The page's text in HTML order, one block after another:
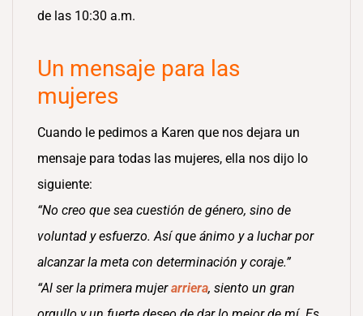
de las 10:30 a.m.
Un mensaje para las
mujeres
Cuando le pedimos a Karen que nos dejara un
mensaje para todas las mujeres, ella nos dijo lo
siguiente:
“No creo que sea cuestión de género, sino de
voluntad y esfuerzo. Así que ánimo y a luchar por
alcanzar la meta con determinación y coraje.”
“Al ser la primera mujerarriera, siento un gran